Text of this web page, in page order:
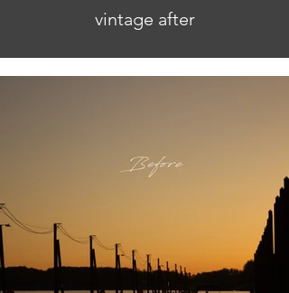
vintage after